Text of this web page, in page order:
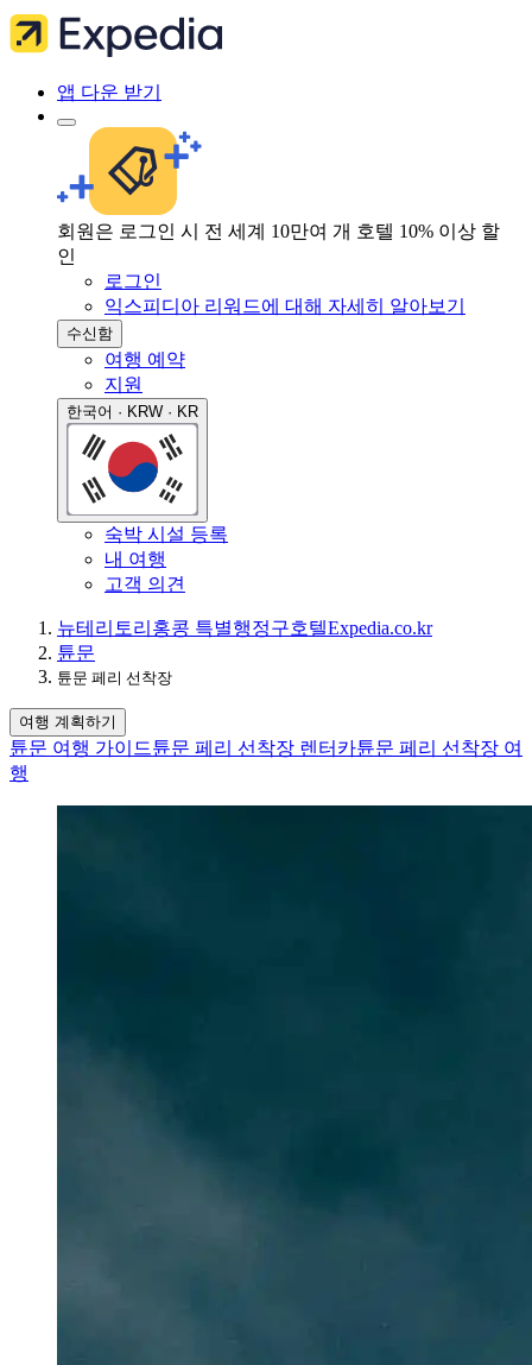
앱 다운 받기
회원은 로그인 시 전 세계 10만여 개 호텔 10% 이상 할
인
로그인
익스피디아 리워드에 대해 자세히 알아보기
수신함
여행 예약
지원
한국어 · KRW · KR
숙박 시설 등록
내 여행
고객 의견
뉴테리토리 홍콩 특별행정구호텔Expedia.co.kr
튠문
튠문 페리 선착장
여행 계획하기
튠문 여행 가이드튠문 페리 선착장 렌터카튠문 페리 선착장 여
행